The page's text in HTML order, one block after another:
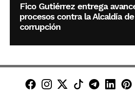
Fico Gutiérrez entrega
procesos contra la Alcaldía
corrupción
Minuto30 en
Minuto30 en
Minuto30 en
Minuto30
Canal